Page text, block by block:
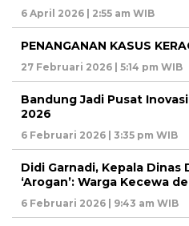
6 April 2026 | 2:55 am WIB
PENANGANAN KASUS
27 Februari 2026 | 5:14 pm WIB
Bandung Jadi Pusat
2026
6 Februari 2026 | 3:35 pm WIB
Didi Garnadi, Kepala Dinas
‘Arogan’: Warga Kecewa
6 Februari 2026 | 9:43 am WIB